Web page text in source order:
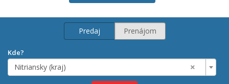
Predaj Prenájom
Kde?
×
Nitriansky (kraj)